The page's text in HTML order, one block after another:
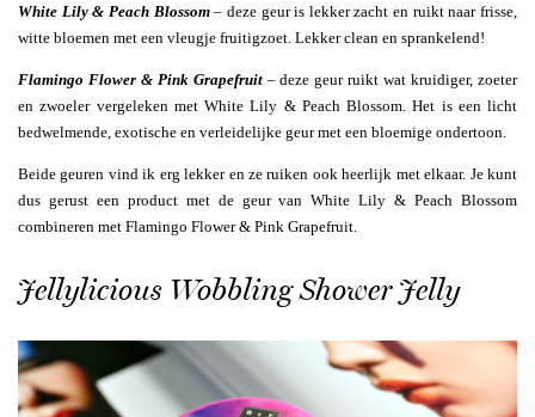
White Lily & Peach Blossom– deze geur is lekker zacht en ruikt naar frisse,
witte bloemen met een vleugje fruitigzoet. Lekker clean en sprankelend!
Flamingo Flower & Pink Grapefruit– deze geur ruikt wat kruidiger, zoeter
en zwoeler vergeleken met White Lily & Peach Blossom. Het is een licht
bedwelmende, exotische en verleidelijke geur met een bloemige ondertoon.
Beide geuren vind ik erg lekker en ze ruiken ook heerlijk met elkaar. Je kunt
dus gerust een product met de geur van White Lily & Peach Blossom
combineren met Flamingo Flower & Pink Grapefruit.
Jellylicious Wobbling Shower Jelly